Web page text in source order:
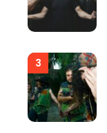
3